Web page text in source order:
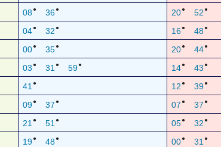
08● 36● 20● 52 ●
04● 32 ● 16● 48●
00● 35● 20● 44●
03 ● 31 ● 59● 14● 43 ●
41 ● 12 ● 39●
09● 37 ● 07 ● 37 ●
21 ● 51 ● 05● 32 ●
19● 48● 00● 31 ●